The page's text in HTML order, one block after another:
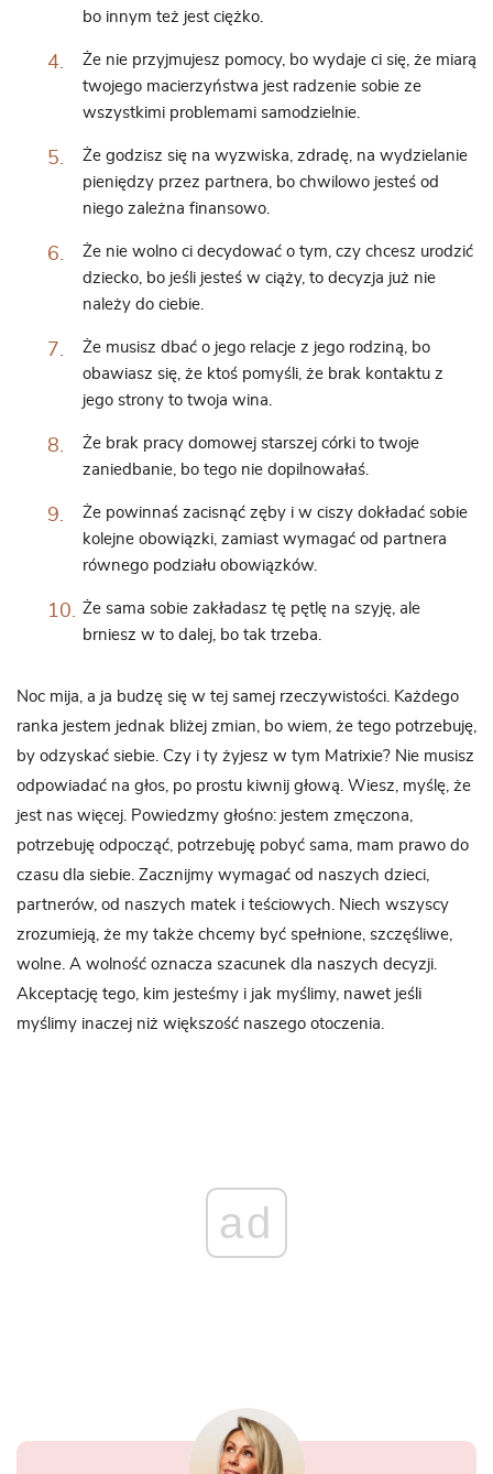
bo innym też jest ciężko.
Że nie przyjmujesz pomocy, bo wydaje ci się, że miarą
twojego macierzyństwa jest radzenie sobie ze
wszystkimi problemami samodzielnie.
Że godzisz się na wyzwiska, zdradę, na wydzielanie
pieniędzy przez partnera, bo chwilowo jesteś od
niego zależna finansowo.
Że nie wolno ci decydować o tym, czy chcesz urodzić
dziecko, bo jeśli jesteś w ciąży, to decyzja już nie
należy do ciebie.
Że musisz dbać o jego relacje z jego rodziną, bo
obawiasz się, że ktoś pomyśli, że brak kontaktu z
jego strony to twoja wina.
Że brak pracy domowej starszej córki to twoje
zaniedbanie, bo tego nie dopilnowałaś.
Że powinnaś zacisnąć zęby i w ciszy dokładać sobie
kolejne obowiązki, zamiast wymagać od partnera
równego podziału obowiązków.
Że sama sobie zakładasz tę pętlę na szyję, ale
brniesz w to dalej, bo tak trzeba.
Noc mija, a ja budzę się w tej samej rzeczywistości. Każdego
ranka jestem jednak bliżej zmian, bo wiem, że tego potrzebuję,
by odzyskać siebie. Czy i ty żyjesz w tym Matrixie? Nie musisz
odpowiadać na głos, po prostu kiwnij głową. Wiesz, myślę, że
jest nas więcej. Powiedzmy głośno: jestem zmęczona,
potrzebuję odpocząć, potrzebuję pobyć sama, mam prawo do
czasu dla siebie. Zacznijmy wymagać od naszych dzieci,
partnerów, od naszych matek i teściowych. Niech wszyscy
zrozumieją, że my także chcemy być spełnione, szczęśliwe,
wolne. A wolność oznacza szacunek dla naszych decyzji.
Akceptację tego, kim jesteśmy i jak myślimy, nawet jeśli
myślimy inaczej niż większość naszego otoczenia.
ad